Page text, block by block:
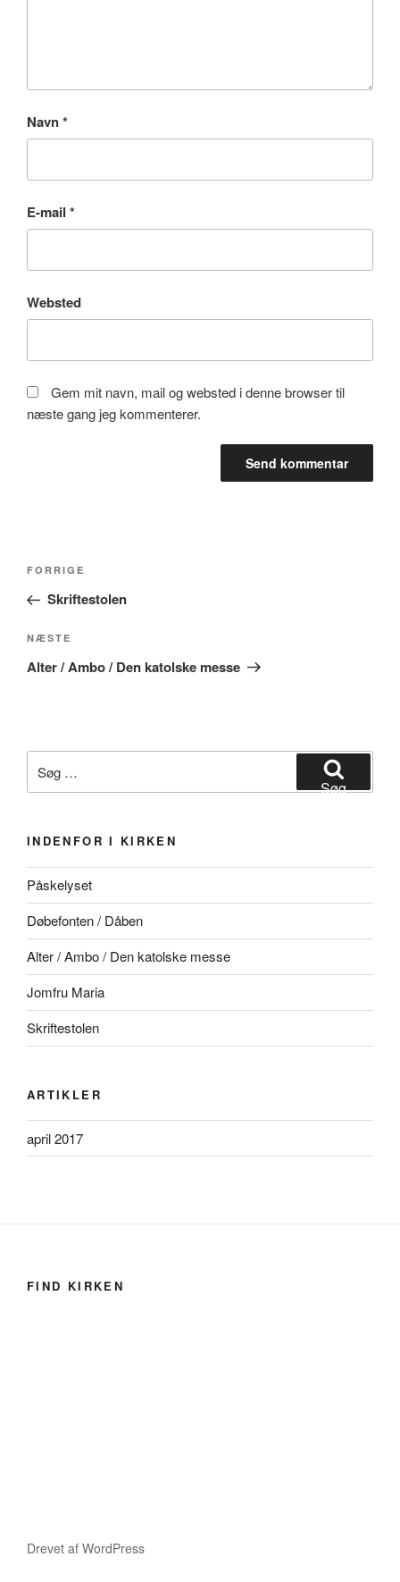
Navn*
E-mail *
Websted
Gem mit navn, mail og websted i denne browser til
næste gang jeg kommenterer.
Indlægsnavigation
Forrige
indlæg
FORRIGE
Skriftestolen
Næste
indlæg
NÆSTE
Alter / Ambo / Den katolske messe
efter:
Søg
INDENFOR I KIRKEN
Påskelyset
Døbefonten / Dåben
Alter / Ambo / Den katolske messe
Jomfru Maria
Skriftestolen
ARTIKLER
april 2017
FIND KIRKEN
Drevet af WordPress